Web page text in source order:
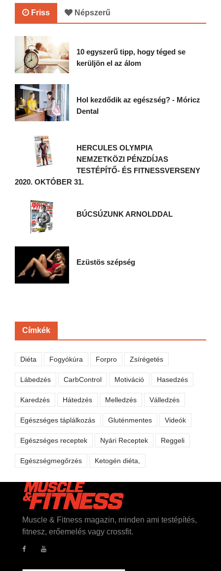
Friss Népszerű
10 egyszerű tipp, hogy téged se
kerüljön el az álom
Hol kezdődik az egészség? - Móricz
Dental
HERCULES OLYMPIA
NEMZETKÖZI PÉNZDÍJAS
TESTÉPÍTŐ- ÉS FITNESSVERSENY
2020. OKTÓBER 31.
BÚCSÚZUNK ARNOLDDAL
Ezüstös szépség
Címkék
Diéta Fogyókúra Forpro Zsírégetés
Lábedzés CarbControl Motiváció Hasedzés
Karedzés Hátedzés Melledzés Válledzés
Egészséges táplálkozás Gluténmentes Videók
Egészséges receptek Nyári Receptek Reggeli
Egészségmegőrzés Ketogén diéta,
Muscle & Fitness magazin, minden ami testépítés,
fitnesz, erőemelés vagy crossfit.